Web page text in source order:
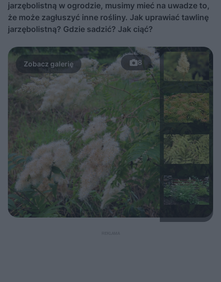
jarzębolistną w ogrodzie, musimy mieć na uwadze to,
że może zagłuszyć inne rośliny. Jak uprawiać tawlinę
jarzębolistną? Gdzie sadzić? Jak ciąć?
8